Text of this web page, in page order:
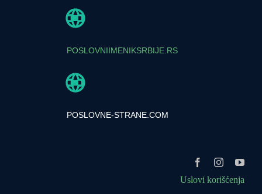
POSLOVNIIMENIKSRBIJE.RS
POSLOVNE-STRANE.COM
Uslovi korišćenja